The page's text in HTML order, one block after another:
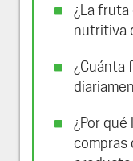
¿La
nutritiva
¿Cuánta
¿Por
compras